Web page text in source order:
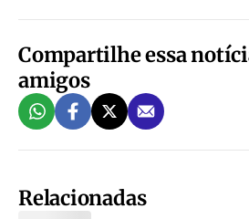
Compartilhe essa
amigos
Relacionadas